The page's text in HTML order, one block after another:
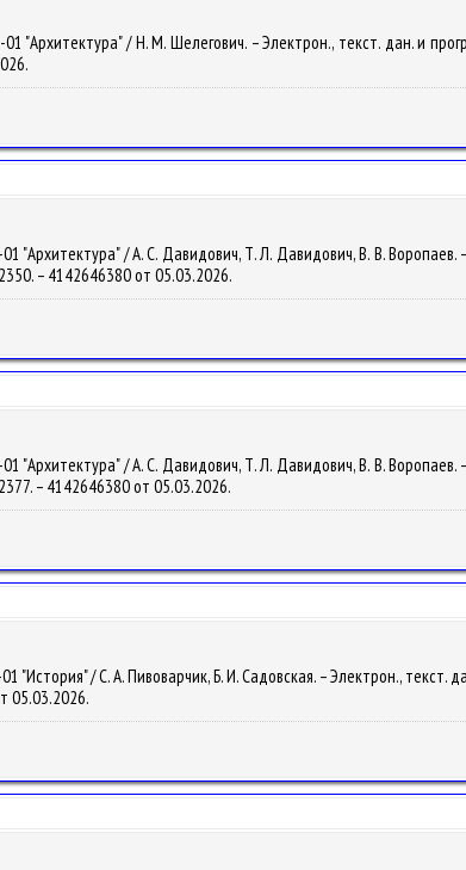
/ Н. М. Шелегович. – Электрон., текст. дан. и
/ А. С. Давидович, Т. Л. Давидович, В. В. Воропаев.
– 4142646380 от 05.03.2026.
/ А. С. Давидович, Т. Л. Давидович, В. В. Воропаев.
– 4142646380 от 05.03.2026.
/ С. А. Пивоварчик, Б. И. Садовская. – Электрон., текст.
05.03.2026.